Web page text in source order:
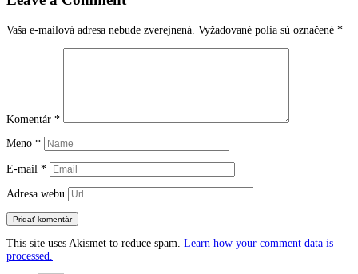
článkoch
Vaša e-mailová adresa nebude zverejnená. Vyžadované polia sú označené *
Komentár *
Meno *
E-mail *
Adresa webu
This site uses Akismet to reduce spam. Learn how your comment data is
processed.